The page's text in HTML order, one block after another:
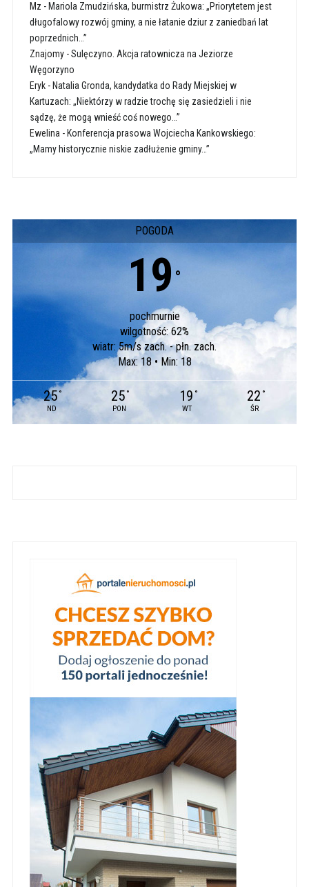
Mz - Mariola Zmudzińska, burmistrz Żukowa: „Priorytetem jest
długofalowy rozwój gminy, a nie łatanie dziur z zaniedbań lat
poprzednich…”
Znajomy-Sulęczyno. Akcja ratownicza na Jeziorze
Węgorzyno
Eryk- Natalia Gronda, kandydatka do Rady Miejskiej w
Kartuzach: „Niektórzy w radzie trochę się zasiedzieli i nie
sądzę, że mogą wnieść coś nowego…”
Ewelina- Konferencja prasowa Wojciecha Kankowskiego:
„Mamy historycznie niskie zadłużenie gminy…”
POGODA
19 °
pochmurnie
wilgotność: 62%
wiatr: 5m/s zach. - płn. zach.
Max: 18 • Min: 18
25 °
ND
25 °
PON
19 °
WT
22 °
ŚR